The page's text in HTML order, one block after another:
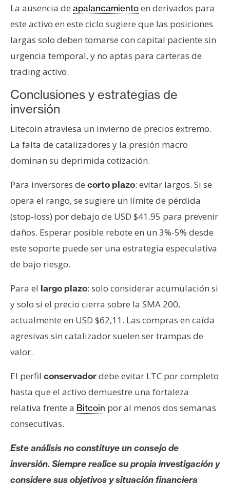
La ausencia de apalancamientoen derivados para
este activo en este ciclo sugiere que las posiciones
largas solo deben tomarse con capital paciente sin
urgencia temporal, y no aptas para carteras de
trading activo.
Conclusiones y estrategias de
inversión
Litecoin atraviesa un invierno de precios extremo.
La falta de catalizadores y la presión macro
dominan su deprimida cotización.
Para inversores de corto plazo: evitar largos. Si se
opera el rango, se sugiere un límite de pérdida
(stop-loss) por debajo de USD $41.95 para prevenir
daños. Esperar posible rebote en un 3%-5% desde
este soporte puede ser una estrategia especulativa
de bajo riesgo.
Para el largo plazo: solo considerar acumulación si
y solo si el precio cierra sobre la SMA 200,
actualmente en USD $62,11. Las compras en caída
agresivas sin catalizador suelen ser trampas de
valor.
El perfil conservadordebe evitar LTC por completo
hasta que el activo demuestre una fortaleza
relativa frente a Bitcoin por al menos dos semanas
consecutivas.
Este análisis no constituye un consejo de
inversión. Siempre realice su propia investigación y
considere sus objetivos y situación financiera